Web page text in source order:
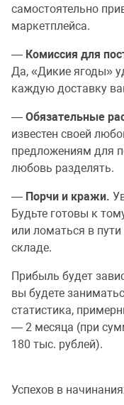
самостоятельно
маркетплейса.
— Комиссия для
Да, «Дикие ягоды»
каждую доставку
— Обязательные
известен своей
предложениям для
любовь разделять.
— Порчи и кражи.
Будьте готовы к
или ломаться в
складе.
Прибыль будет
вы будете
статистика,
— 2 месяца (при
180 тыс. рублей).
Успехов в